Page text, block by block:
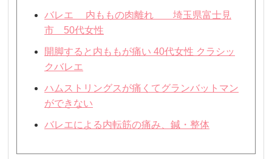
バレエ 内ももの肉離れ 埼玉県富士見
市 50代女性
開脚すると内ももが痛い 40代女性 クラシッ
クバレエ
ハムストリングスが痛くてグランバットマン
ができない
バレエによる内転筋の痛み、鍼・整体